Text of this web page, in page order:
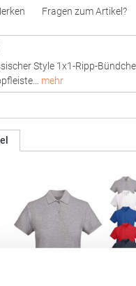
Fragen zum Artikel?
Style 1x1-Ripp-
mehr